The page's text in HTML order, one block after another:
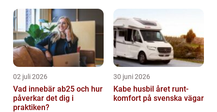
02 juli 2026
Vad innebär ab25 och hur
påverkar det dig i
praktiken?
30 juni 2026
Kabe husbil året runt-
komfort på svenska vägar